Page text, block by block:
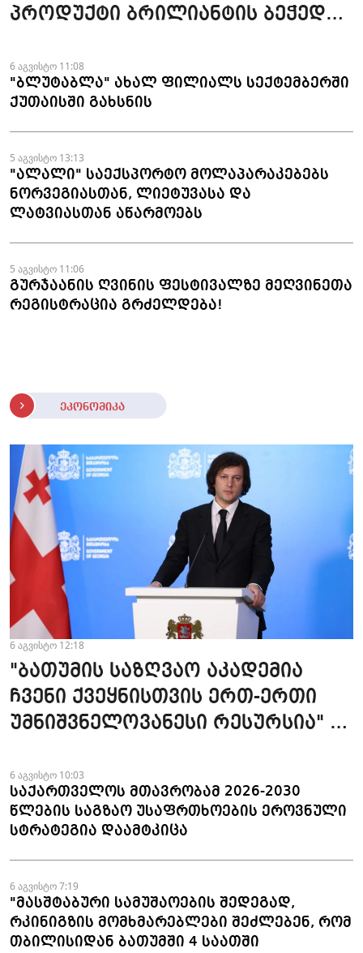
პროდუქტი ბრილიანტის ბეჭედია
6 აგვისტო 11:08
"ბლუტაბლა" ახალ ფილიალს სექტემბერში
ქუთაისში გახსნის
5 აგვისტო 13:13
"ალალი" საექსპორტო მოლაპარაკებებს
ნორვეგიასთან, ლიეტუვასა და
ლატვიასთან აწარმოებს
5 აგვისტო 11:06
გურჯაანის ღვინის ფესტივალზე მეღვინეთა
რეგისტრაცია გრძელდება!
ეკონომიკა
6 აგვისტო 12:18
"ბათუმის საზღვაო აკადემია
ჩვენი ქვეყნისთვის ერთ-ერთი
უმნიშვნელოვანესი რესურსია" -
6 აგვისტო 10:03
საქართველოს მთავრობამ 2026-2030
წლების საგზაო უსაფრთხოების ეროვნული
სტრატეგია დაამტკიცა
6 აგვისტო 7:19
"მასშტაბური სამუშაოების შედეგად,
რკინიგზის მომხმარებლები შეძლებენ, რომ
თბილისიდან ბათუმში 4 საათში